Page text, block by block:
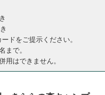
ドをご提示ください。
まで。
はできません。